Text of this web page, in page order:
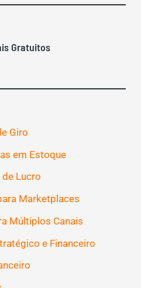
Gratuitos
Giro
em Estoque
Lucro
Marketplaces
Múltiplos Canais
e Financeiro